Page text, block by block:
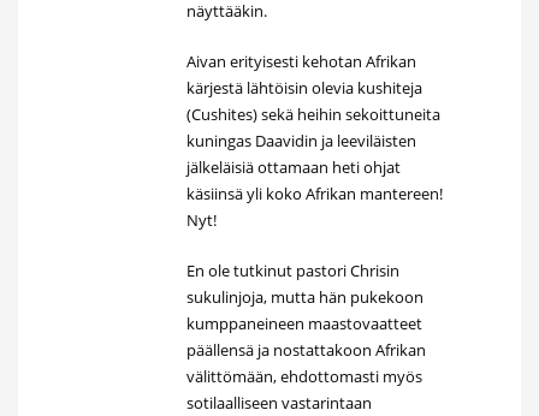
näyttääkin.
Aivan erityisesti kehotan Afrikan
kärjestä lähtöisin olevia kushiteja
(Cushites) sekä heihin sekoittuneita
kuningas Daavidin ja leeviläisten
jälkeläisiä ottamaan heti ohjat
käsiinsä yli koko Afrikan mantereen!
Nyt!
En ole tutkinut pastori Chrisin
sukulinjoja, mutta hän pukekoon
kumppaneineen maastovaatteet
päällensä ja nostattakoon Afrikan
välittömään, ehdottomasti myös
sotilaalliseen vastarintaan